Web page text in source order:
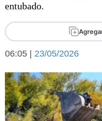
Arte y cultura
Economía y campo
Sociedad y tiempo
entubado.
06:05 | 23/05/2026